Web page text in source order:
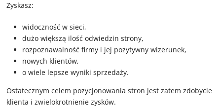
Zyskasz:
widoczność w sieci,
dużo większą ilość odwiedzin strony,
rozpoznawalność firmy i jej pozytywny wizerunek,
nowych klientów,
o wiele lepsze wyniki sprzedaży.
Ostatecznym celem pozycjonowania stron jest zatem zdobycie
klienta i zwielokrotnienie zysków.